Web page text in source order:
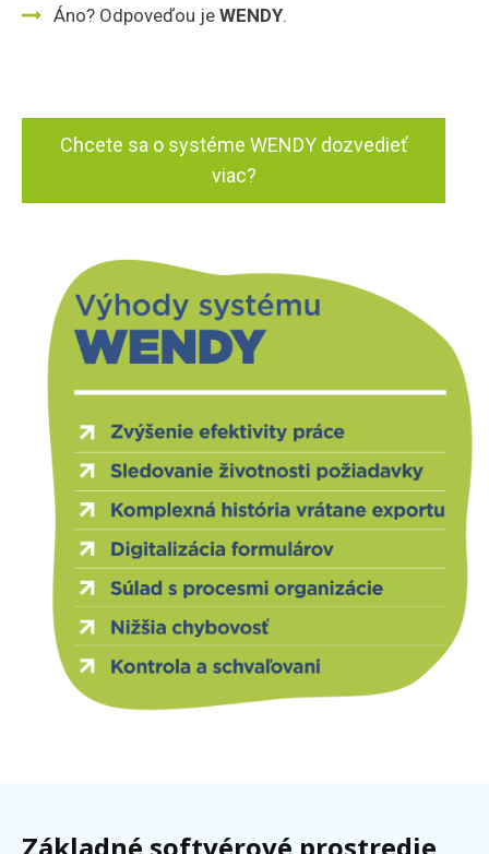
Áno? Odpoveďou jeWENDY.
Chcete sa o systéme WENDY dozvedieť
viac?
Základné softvérové prostredie